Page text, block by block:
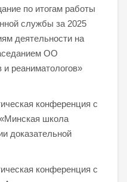
по итогам работы
службы за 2025
деятельности на
ОО
реаниматологов»
конференция с
школа
доказательной
конференция с